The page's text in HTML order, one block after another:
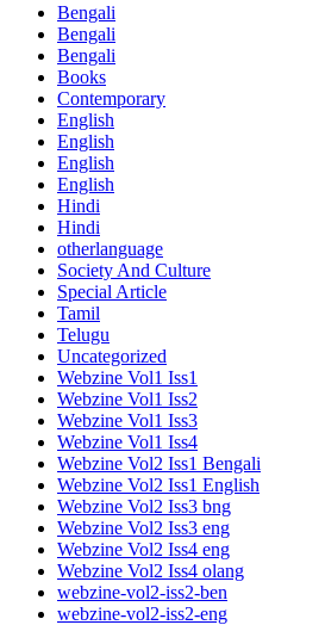
Bengali
Bengali
Bengali
Books
Contemporary
English
English
English
English
Hindi
Hindi
otherlanguage
Society And Culture
Special Article
Tamil
Telugu
Uncategorized
Webzine Vol1 Iss1
Webzine Vol1 Iss2
Webzine Vol1 Iss3
Webzine Vol1 Iss4
Webzine Vol2 Iss1 Bengali
Webzine Vol2 Iss1 English
Webzine Vol2 Iss3 bng
Webzine Vol2 Iss3 eng
Webzine Vol2 Iss4 eng
Webzine Vol2 Iss4 olang
webzine-vol2-iss2-ben
webzine-vol2-iss2-eng